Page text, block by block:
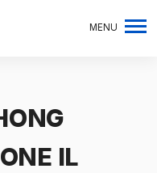
MENU
IL